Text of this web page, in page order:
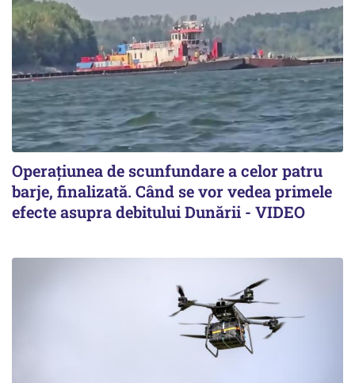
Operațiunea de scunfundare a celor patru
barje, finalizată. Când se vor vedea primele
efecte asupra debitului Dunării - VIDEO